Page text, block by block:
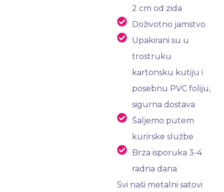
2 cm od zida
Doživotno jamstvo
Upakirani su u
trostruku
kartonsku kutiju i
posebnu PVC foliju,
sigurna dostava
Šaljemo putem
kurirske službe
Brza isporuka 3-4
radna dana
Svi naši metalni satovi